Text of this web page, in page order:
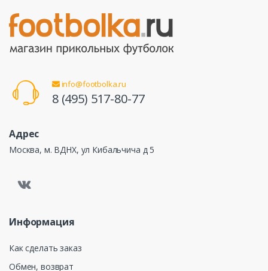
info@footbolka.ru
8 (495) 517-80-77
Адрес
Москва, м. ВДНХ, ул Кибальчича д 5
Информация
Как сделать заказ
Обмен, возврат